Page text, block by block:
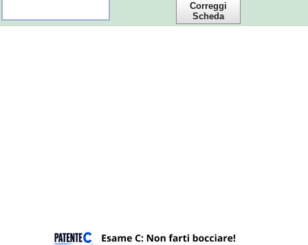
Correggi
Scheda